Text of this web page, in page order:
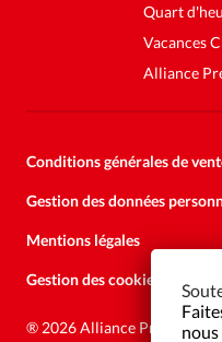
Quart
Vacances
Alliance
Conditions générales de
Gestion des données
Mentions légales
Gestion des cookies
® 2026 Alliance Presse